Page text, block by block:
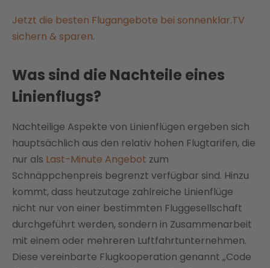
Jetzt die besten Flugangebote bei sonnenklar.TV
sichern & sparen.
Was sind die Nachteile eines
Linienflugs?
Nachteilige Aspekte von Linienflügen ergeben sich
hauptsächlich aus den relativ hohen Flugtarifen, die
nur als Last-Minute Angebot zum
Schnäppchenpreis begrenzt verfügbar sind. Hinzu
kommt, dass heutzutage zahlreiche Linienflüge
nicht nur von einer bestimmten Fluggesellschaft
durchgeführt werden, sondern in Zusammenarbeit
mit einem oder mehreren Luftfahrtunternehmen.
Diese vereinbarte Flugkooperation genannt „Code